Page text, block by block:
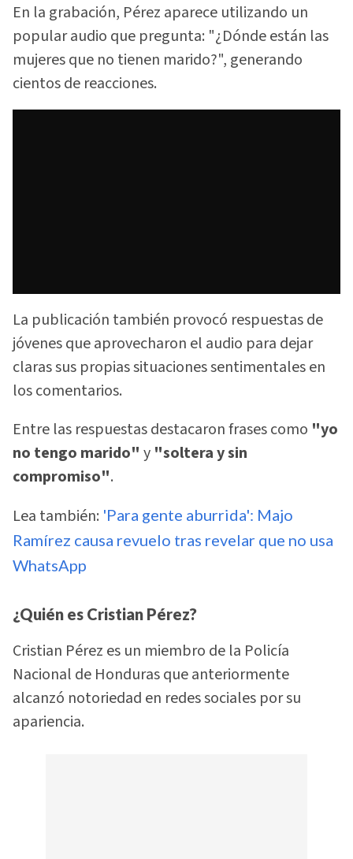
En la grabación, Pérez aparece utilizando un
popular audio que pregunta: "¿Dónde están las
mujeres que no tienen marido?", generando
cientos de reacciones.
La publicación también provocó respuestas de
jóvenes que aprovecharon el audio para dejar
claras sus propias situaciones sentimentales en
los comentarios.
Entre las respuestas destacaron frases como "yo
no tengo marido" y "soltera y sin
compromiso".
Lea también: 'Para gente aburrida': Majo
Ramírez causa revuelo tras revelar que no usa
WhatsApp
¿Quién es Cristian Pérez?
Cristian Pérez es un miembro de la Policía
Nacional de Honduras que anteriormente
alcanzó notoriedad en redes sociales por su
apariencia.